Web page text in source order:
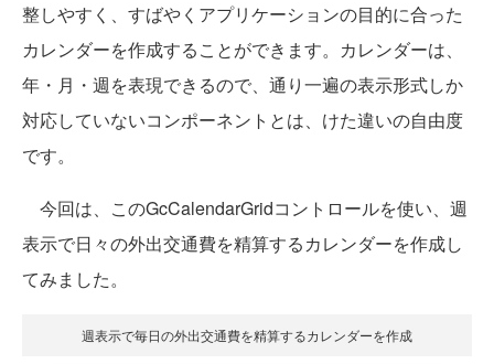
整しやすく、すばやくアプリケーションの目的に合った
カレンダーを作成することができます。カレンダーは、
年・月・週を表現できるので、通り一遍の表示形式しか
対応していないコンポーネントとは、けた違いの自由度
です。
今回は、このGcCalendarGridコントロールを使い、週
表示で日々の外出交通費を精算するカレンダーを作成し
てみました。
週表示で毎日の外出交通費を精算するカレンダーを作成